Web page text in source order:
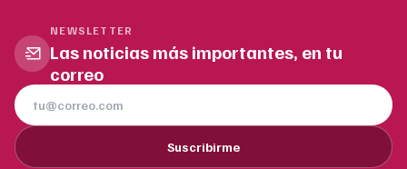
NEWSLETTER
Las noticias más importantes, en tu
correo
Suscribirme